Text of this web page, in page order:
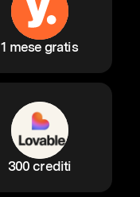
1 mese gratis
300 crediti